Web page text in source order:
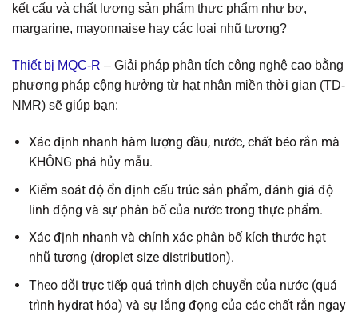
kết cấu và chất lượng sản phẩm thực phẩm như bơ,
margarine, mayonnaise hay các loại nhũ tương?
Thiết bị MQC-R – Giải pháp phân tích công nghệ cao bằng
phương pháp cộng hưởng từ hạt nhân miền thời gian (TD-
NMR) sẽ giúp bạn:
Xác định nhanh hàm lượng dầu, nước, chất béo rắn mà
KHÔNG phá hủy mẫu.
Kiểm soát độ ổn định cấu trúc sản phẩm, đánh giá độ
linh động và sự phân bố của nước trong thực phẩm.
Xác định nhanh và chính xác phân bố kích thước hạt
nhũ tương (droplet size distribution).
Theo dõi trực tiếp quá trình dịch chuyển của nước (quá
trình hydrat hóa) và sự lắng đọng của các chất rắn ngay